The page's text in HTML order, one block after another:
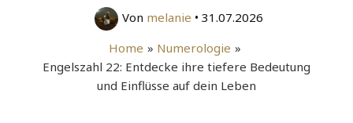
Von melanie • 31.07.2026
Home
Numerologie
Engelszahl 22: Entdecke ihre tiefere Bedeutung
und Einflüsse auf dein Leben